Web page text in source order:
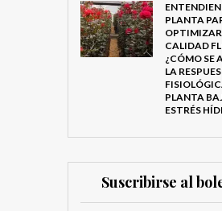
PLANTA
CALIDAD
¿CÓMO SE
LA
PLANTA
ESTRÉS
Suscribirse al